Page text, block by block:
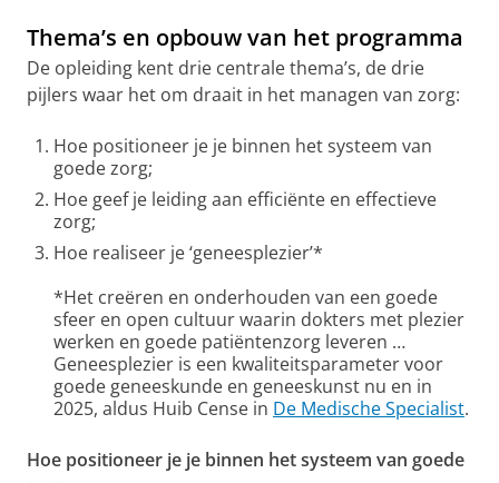
Thema’s en opbouw van het programma
De opleiding kent drie centrale thema’s, de drie
pijlers waar het om draait in het managen van zorg:
Hoe positioneer je je binnen het systeem van
goede zorg;
Hoe geef je leiding aan efficiënte en effectieve
zorg;
Hoe realiseer je ‘geneesplezier’*
*Het creëren en onderhouden van een goede
sfeer en open cultuur waarin dokters met plezier
werken en goede patiëntenzorg leveren …
Geneesplezier is een kwaliteitsparameter voor
goede geneeskunde en geneeskunst nu en in
2025, aldus Huib Cense in De Medische Specialist.
Hoe positioneer je je binnen het systeem van goede